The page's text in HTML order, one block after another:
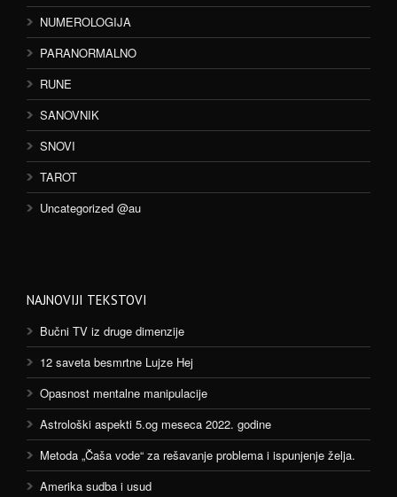
NUMEROLOGIJA
PARANORMALNO
RUNE
SANOVNIK
SNOVI
TAROT
Uncategorized @au
NAJNOVIJI TEKSTOVI
Bučni TV iz druge dimenzije
12 saveta besmrtne Lujze Hej
Opasnost mentalne manipulacije
Astrološki aspekti 5.og meseca 2022. godine
Metoda „Čaša vode“ za rešavanje problema i ispunjenje želja.
Amerika sudba i usud